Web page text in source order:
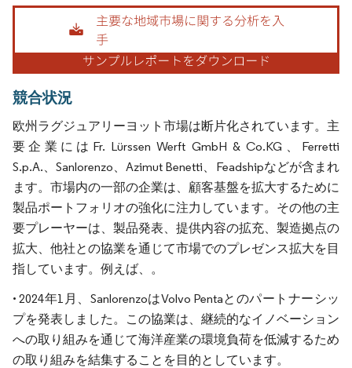
画像 © Mordor Intelligence。再利用にはCC BY 4.0の表示が必要です。
競合状況
欧州ラグジュアリーヨット市場は断片化されています。主
要企業にはFr. Lürssen Werft GmbH & Co.KG、Ferretti
S.p.A.、Sanlorenzo、Azimut Benetti、Feadshipなどが含まれ
ます。市場内の一部の企業は、顧客基盤を拡大するために
製品ポートフォリオの強化に注力しています。その他の主
要プレーヤーは、製品発表、提供内容の拡充、製造拠点の
拡大、他社との協業を通じて市場でのプレゼンス拡大を目
指しています。例えば、。
• 2024年1月、SanlorenzoはVolvo Pentaとのパートナーシッ
プを発表しました。この協業は、継続的なイノベーション
への取り組みを通じて海洋産業の環境負荷を低減するため
の取り組みを結集することを目的としています。